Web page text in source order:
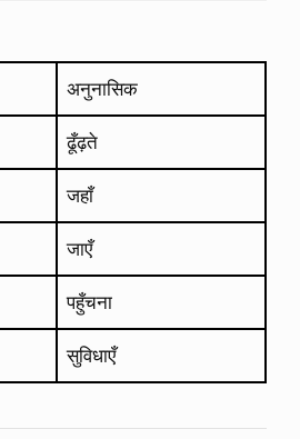
अनुनासिक
ढूँढ़ते
जहाँ
जाएँ
पहुँचना
सुविधाएँ